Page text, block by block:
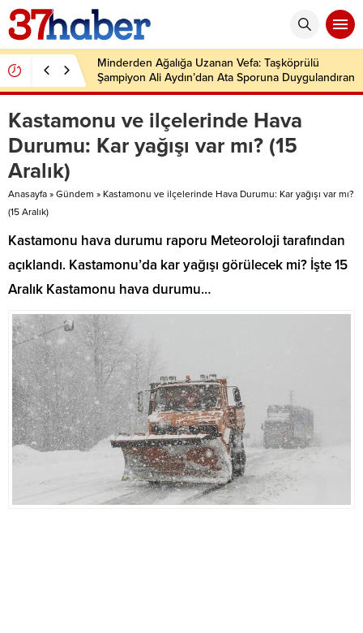
Minderden Ağalığa Uzanan Vefa: Taşköprülü
Şampiyon Ali Aydın’dan Ata Sporuna Duygulandıran
Dönüş
Kastamonu ve ilçelerinde Hava
Durumu: Kar yağışı var mı? (15
Aralık)
Anasayfa » Gündem » Kastamonu ve ilçelerinde Hava Durumu: Kar yağışı var mı?
(15 Aralık)
Kastamonu hava durumu raporu Meteoroloji tarafından
açıklandı. Kastamonu’da kar yağışı görülecek mi? İşte 15
Aralık Kastamonu hava durumu…